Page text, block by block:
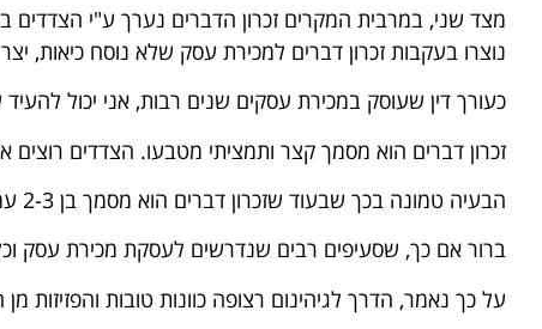
מצד שני, במרבית המקרים זכרון הדברים נערך ע"י הצדדים
נוצרו בעקבות זכרון דברים למכירת עסק שלא נוסח
כעורך דין שעוסק במכירת עסקים שנים רבות, אני יכול
זכרון דברים הוא מסמך קצר ותמציתי מטבעו. הצדדים רוצים
הבעיה טמונה בכך שבעוד שזכרון דברים הוא מסמך בן 2-3 עמודים, הרי שהסכם למכירת עסק מונה לכל הפחות 8-9 עמודים.
ברור אם כך, שסעיפים רבים שנדרשים לעסקת מכירת עסק
על כך נאמר, הדרך לגיהינום רצופה כוונות טובות והפזיזות